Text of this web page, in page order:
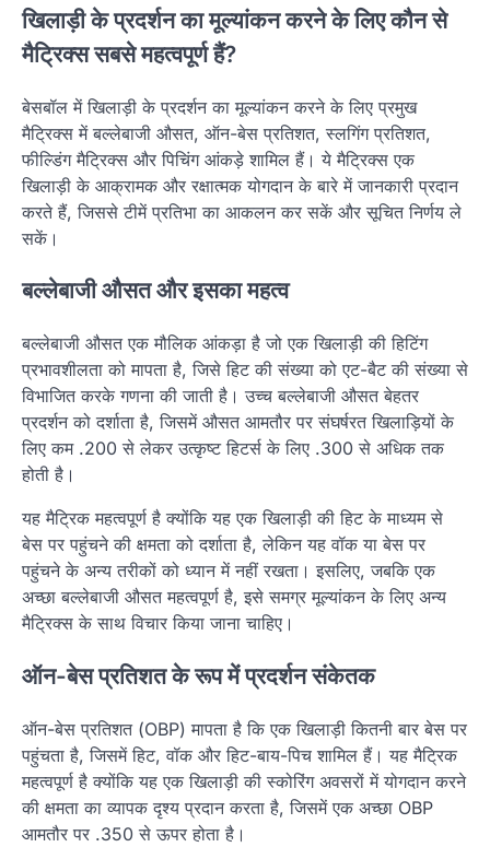
खिलाड़ी के प्रदर्शन का मूल्यांकन करने के लिए कौन से
मैट्रिक्स सबसे महत्वपूर्ण हैं?
बेसबॉल में खिलाड़ी के प्रदर्शन का मूल्यांकन करने के लिए प्रमुख
मैट्रिक्स में बल्लेबाजी औसत, ऑन-बेस प्रतिशत, स्लगिंग प्रतिशत,
फील्डिंग मैट्रिक्स और पिचिंग आंकड़े शामिल हैं। ये मैट्रिक्स एक
खिलाड़ी के आक्रामक और रक्षात्मक योगदान के बारे में जानकारी प्रदान
करते हैं, जिससे टीमें प्रतिभा का आकलन कर सकें और सूचित निर्णय ले
सकें।
बल्लेबाजी औसत और इसका महत्व
बल्लेबाजी औसत एक मौलिक आंकड़ा है जो एक खिलाड़ी की हिटिंग
प्रभावशीलता को मापता है, जिसे हिट की संख्या को एट-बैट की संख्या से
विभाजित करके गणना की जाती है। उच्च बल्लेबाजी औसत बेहतर
प्रदर्शन को दर्शाता है, जिसमें औसत आमतौर पर संघर्षरत खिलाड़ियों के
लिए कम .200 से लेकर उत्कृष्ट हिटर्स के लिए .300 से अधिक तक
होती है।
यह मैट्रिक महत्वपूर्ण है क्योंकि यह एक खिलाड़ी की हिट के माध्यम से
बेस पर पहुंचने की क्षमता को दर्शाता है, लेकिन यह वॉक या बेस पर
पहुंचने के अन्य तरीकों को ध्यान में नहीं रखता। इसलिए, जबकि एक
अच्छा बल्लेबाजी औसत महत्वपूर्ण है, इसे समग्र मूल्यांकन के लिए अन्य
मैट्रिक्स के साथ विचार किया जाना चाहिए।
ऑन-बेस प्रतिशत के रूप में प्रदर्शन संकेतक
ऑन-बेस प्रतिशत (OBP) मापता है कि एक खिलाड़ी कितनी बार बेस पर
पहुंचता है, जिसमें हिट, वॉक और हिट-बाय-पिच शामिल हैं। यह मैट्रिक
महत्वपूर्ण है क्योंकि यह एक खिलाड़ी की स्कोरिंग अवसरों में योगदान करने
की क्षमता का व्यापक दृश्य प्रदान करता है, जिसमें एक अच्छा OBP
आमतौर पर .350 से ऊपर होता है।